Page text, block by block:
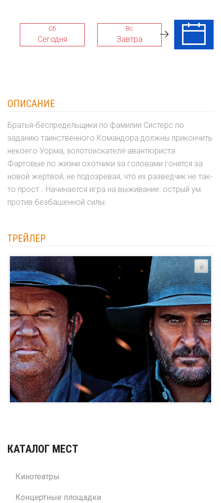
Сб
Сегодня
Вс
Завтра
Пн
ОПИСАНИЕ
Братья-беспредельщики по фамилии Систерс по
заданию таинственного Командора должны прикончить
некоего Уорма, золотоискателя-авантюриста.
Фартовые по жизни охотники за головами гонятся за
новой жертвой, не подозревая, что их разведчик не так-
то прост… Начинается игра на выживание: острый ум
против безбашенной силы.
ТРЕЙЛЕР
КАТАЛОГ МЕСТ
Кинотеатры
Концертные площадки